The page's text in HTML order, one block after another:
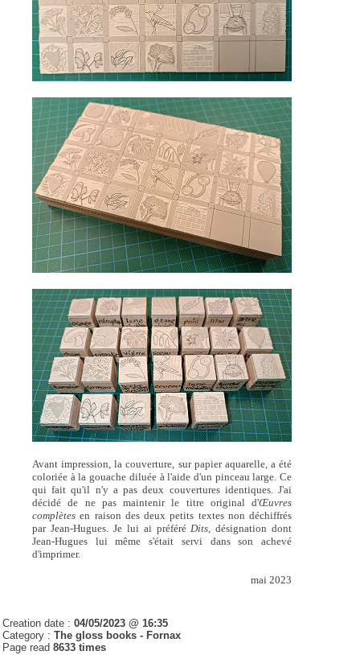
Avant impression, la couverture, sur papier aquarelle, a été
coloriée à la gouache diluée à l'aide d'un pinceau large. Ce
qui fait qu'il n'y a pas deux couvertures identiques. J'ai
décidé de ne pas maintenir le titre original d'Œuvres
complètesen raison des deux petits textes non déchiffrés
par Jean-Hugues. Je lui ai préféré Dits, désignation dont
Jean-Hugues lui même s'était servi dans son achevé
d'imprimer.
mai 2023
Creation date :04/05/2023 @ 16:35
Category :The gloss books -Fornax
Page read8633 times